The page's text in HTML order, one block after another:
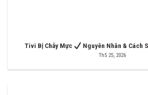
Tivi Bị Chảy Mực Nguyên Nhân & Cách
Th5 25, 2026